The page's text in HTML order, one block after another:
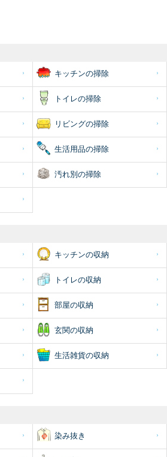
キッチンの掃除
トイレの掃除
リビングの掃除
生活用品の掃除
汚れ別の掃除
キッチンの収納
トイレの収納
部屋の収納
玄関の収納
生活雑貨の収納
染み抜き